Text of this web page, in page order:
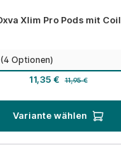
Xlim Pro Pods mit Coil
auswählen
Verkaufspreis:
11,35 € 11,95 €
Variante wählen